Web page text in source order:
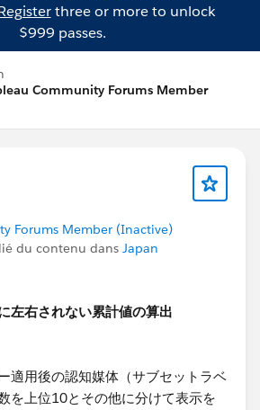
three or more to unlock
$999 passes.
Community Forums Member
Forums Member (Inactive)
du contenu dans Japan
左右されない累計値の算出
適用後の認知媒体（サブセットラベ
を上位10とその他に分けて表示を